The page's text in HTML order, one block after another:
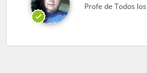
Profe de Todos